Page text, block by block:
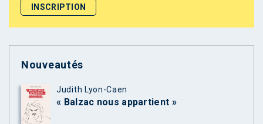
Nouveautés
Judith Lyon-Caen
« Balzac nous appartient »